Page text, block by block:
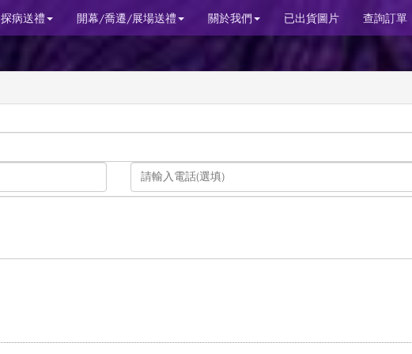
探病送禮 開幕/喬遷/展場送禮 關於我們 已出貨圖片 查詢訂單